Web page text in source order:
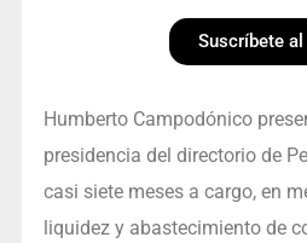
Suscríbete
Humberto Campodónico
presidencia del directorio de
casi siete meses a cargo, en
liquidez y abastecimiento de